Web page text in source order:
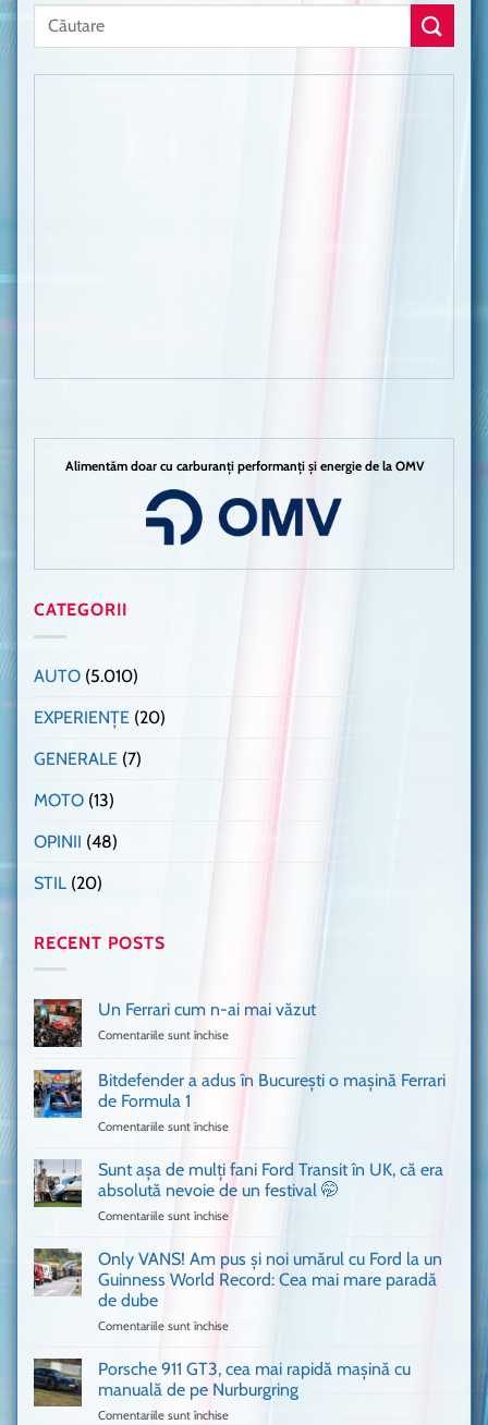
Alimentăm doar cu carburanți performanți și energie de la OMV
CATEGORII
AUTO (5.010)
EXPERIENȚE (20)
GENERALE (7)
MOTO (13)
OPINII (48)
STIL (20)
RECENT POSTS
Un Ferrari cum n-ai mai văzut
Comentariile sunt închise
Ferrari
cum
văzut
Bitdefender a adus în București o mașină Ferrari
de Formula 1
Comentariile sunt închise
a
în
mașină
Ferrari
Sunt așa de mulți fani Ford Transit în UK, că era
absolută nevoie de un festival 🤭
Comentariile sunt închise
așa
mulți
în
UK,
Only VANS! Am pus și noi umărul cu Ford la un
Guinness World Record: Cea mai mare paradă
de dube
Comentariile sunt închise
VANS!
Am
pus
Porsche 911 GT3, cea mai rapidă mașină cu
manuală de pe Nurburgring
Comentariile sunt închise